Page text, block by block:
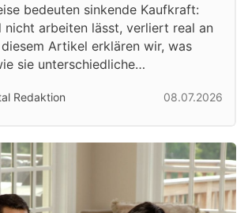
bedeuten sinkende Kaufkraft:
nicht arbeiten lässt, verliert real an
Artikel erklären wir, was
sie unterschiedliche…
Redaktion 08.07.2026